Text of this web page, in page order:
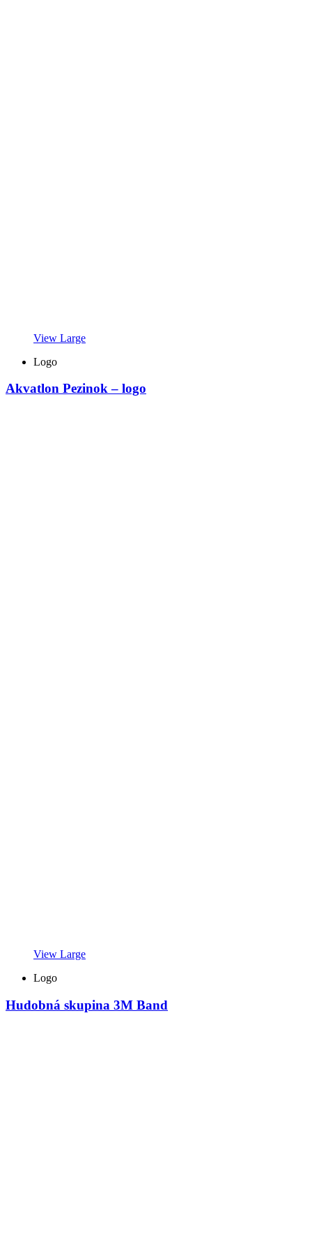
View Large
Logo
Akvatlon Pezinok – logo
View Large
Logo
Hudobná skupina 3M Band